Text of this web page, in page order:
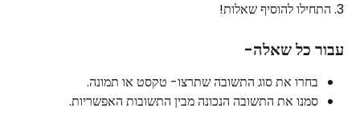
3. התחילו להוסיף שאלות!
עבור כל שאלה-
בחרו את סוג התשובה שתרצו- טקסט או תמונה.
סמנו את התשובה הנכונה מבין התשובות האפשריות.